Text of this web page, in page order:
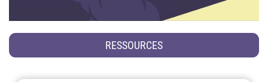
RESSOURCES